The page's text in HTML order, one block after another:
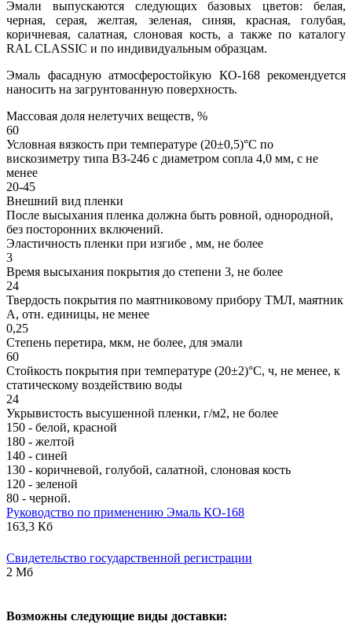
Эмали выпускаются следующих базовых цветов: белая,
черная, серая, желтая, зеленая, синяя, красная, голубая,
коричневая, салатная, слоновая кость, а также по каталогу
RAL CLASSIC и по индивидуальным образцам.
Эмаль фасадную атмосферостойкую КО-168 рекомендуется
наносить на загрунтованную поверхность.
Массовая доля нелетучих веществ, %
60
Условная вязкость при температуре (20±0,5)°С по
вискозиметру типа ВЗ-246 с диаметром сопла 4,0 мм, с не
менее
20-45
Внешний вид пленки
После высыхания пленка должна быть ровной, однородной,
без посторонних включений.
Эластичность пленки при изгибе , мм, не более
3
Время высыхания покрытия до степени 3, не более
24
Твердость покрытия по маятниковому прибору ТМЛ, маятник
А, отн. единицы, не менее
0,25
Степень перетира, мкм, не более, для эмали
60
Стойкость покрытия при температуре (20±2)°С, ч, не менее, к
статическому воздействию воды
24
Укрывистость высушенной пленки, г/м2, не более
150 - белой, красной
180 - желтой
140 - синей
130 - коричневой, голубой, салатной, слоновая кость
120 - зеленой
80 - черной.
Руководство по применению Эмаль КО-168
163,3 Кб
Свидетельство государственной регистрации
2 Мб
Возможны следующие виды доставки: